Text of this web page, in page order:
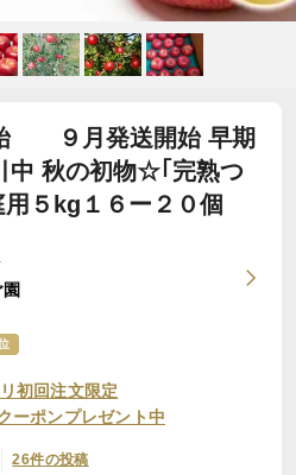
９月発送開始 早期
中 秋の初物☆｢完熟つ
５kg１６ー２０個
初回注文限定
ーポンプレゼント中
26件の投稿